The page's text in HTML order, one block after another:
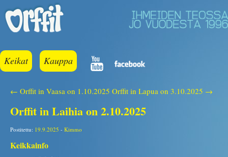
Keikat Kauppa
← Orffit in Vaasa on 1.10.2025 Orffit in Lapua on 3.10.2025 →
Orffit in Laihia on 2.10.2025
Postitettu: 19.9.2025 - Kimmo
Keikkainfo